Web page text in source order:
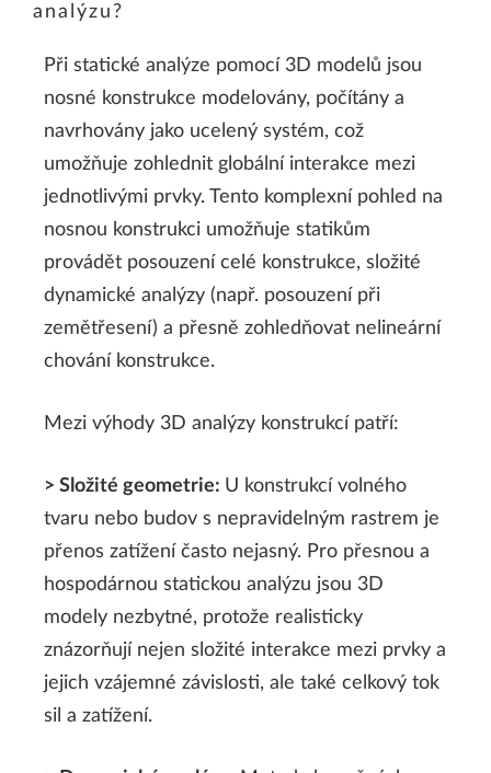
analýzu?
Při statické analýze pomocí 3D modelů jsou
nosné konstrukce modelovány, počítány a
navrhovány jako ucelený systém, což
umožňuje zohlednit globální interakce mezi
jednotlivými prvky. Tento komplexní pohled na
nosnou konstrukci umožňuje statikům
provádět posouzení celé konstrukce, složité
dynamické analýzy (např. posouzení při
zemětřesení) a přesně zohledňovat nelineární
chování konstrukce.
Mezi výhody 3D analýzy konstrukcí patří:
> Složité geometrie: U konstrukcí volného
tvaru nebo budov s nepravidelným rastrem je
přenos zatížení často nejasný. Pro přesnou a
hospodárnou statickou analýzu jsou 3D
modely nezbytné, protože realisticky
znázorňují nejen složité interakce mezi prvky a
jejich vzájemné závislosti, ale také celkový tok
sil a zatížení.